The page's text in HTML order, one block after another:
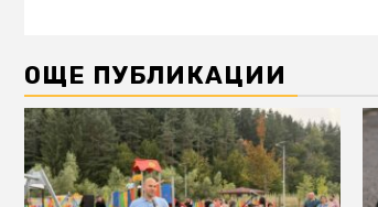
ОЩЕ ПУБЛИКАЦИИ